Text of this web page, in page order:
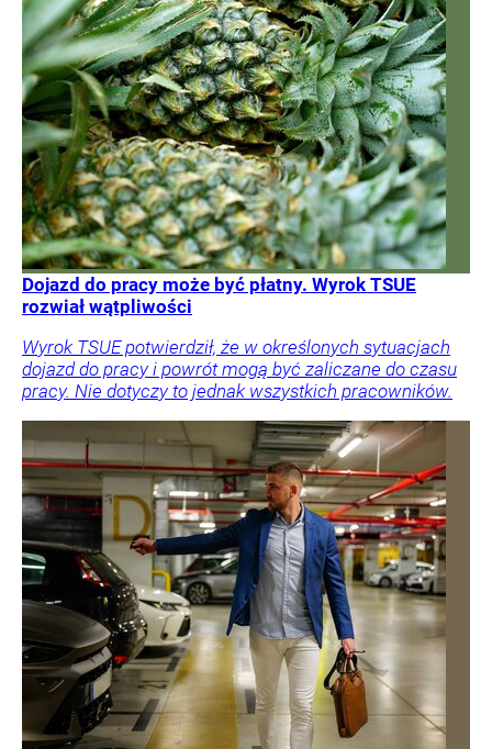
Dojazd do pracy może być płatny. Wyrok TSUE
rozwiał wątpliwości
Wyrok TSUE potwierdził, że w określonych sytuacjach
dojazd do pracy i powrót mogą być zaliczane do czasu
pracy. Nie dotyczy to jednak wszystkich pracowników.